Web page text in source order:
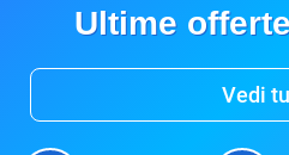
Ultime
Vedi